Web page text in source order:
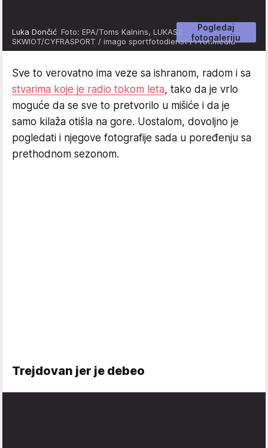
Pogledaj
fotogaleriju
Luka Dončić Foto: EPA/Toms Kalnins, LUKASZ
SKWIOT/CYFRASPORT / imago sportfotodienst / Profimedia
Sve to verovatno ima veze sa ishranom, radom i sa
stvarima koje je radio tokom leta, tako da je vrlo
moguće da se sve to pretvorilo u mišiće i da je
samo kilaža otišla na gore. Uostalom, dovoljno je
pogledati i njegove fotografije sada u poređenju sa
prethodnom sezonom.
Trejdovan jer je debeo